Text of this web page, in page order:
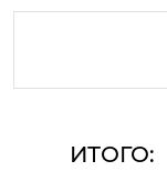
ИТОГО: